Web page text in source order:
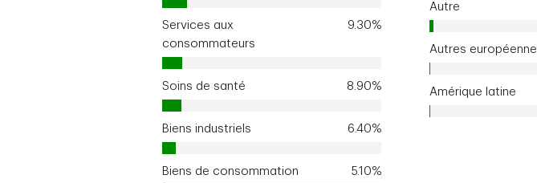
Services aux
consommateurs
9.30%
Soins de santé 8.90%
Biens industriels 6.40%
Biens de consommation 5.10%
Autre
Autres européenne
Amérique latine